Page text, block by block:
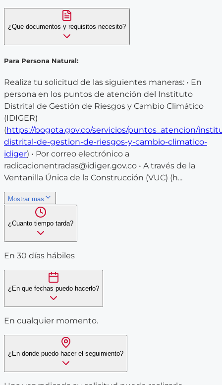
¿Que documentos y requisitos necesito?
Para Persona Natural:
Realiza tu solicitud de las siguientes maneras: • En
persona en los puntos de atención del Instituto
Distrital de Gestión de Riesgos y Cambio Climático
(IDIGER)
(https://bogota.gov.co/servicios/puntos_atencion/
distrital-de-gestion-de-riesgos-y-cambio-climatico-
idiger) • Por correo electrónico a
radicacionentradas@idiger.gov.co • A través de la
Ventanilla Única de la Construcción (VUC) (h...
Mostrar mas
¿Cuanto tiempo tarda?
En 30 días hábiles
¿En que fechas puedo hacerlo?
En cualquier momento.
¿En donde puedo hacer el seguimiento?